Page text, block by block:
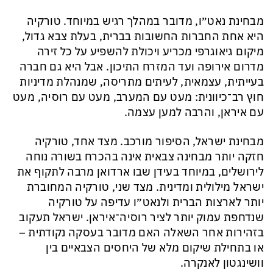
מבחינת נאט״ו, מדובר במהלך רגיש במיוחד. טורקיה
היא אחת החברות החשובות בברית, בעלת צבא גדול,
מיקום גיאוגרפי מכריע ויכולת להשפיע על כל זירה
מדרום אירופה ועד המזרח התיכון. אבל היא גם חברה
בעייתית, עצמאית, לעיתים מתריסה, שמנהלת מדיניות
חוץ רב־כיוונית: מעט עם המערב, מעט עם רוסיה, מעט
עם איראן, והרבה למען עצמה.
מבחינת ישראל, הסיפור מורכב. מצד אחד, טורקיה
חזקה יותר מבחינה צבאית אינה בהכרח בשורה נוחה
לירושלים, במיוחד בעידן שבו ארדואן מרבה לתקוף את
ישראל מילולית ומדינית. מצד שני, טורקיה המחוברת
יותר לארצות הברית ולנאט״ו עדיפה על טורקיה
שנדחפת עמוק יותר לציר רוסיה־איראן. ישראל תעקוב
בזהירות אחר השאלה האם מדובר בעסקה נקודתית –
או בתחילת שיקום מלא של היחסים הצבאיים בין
וושינגטון לאנקרה.